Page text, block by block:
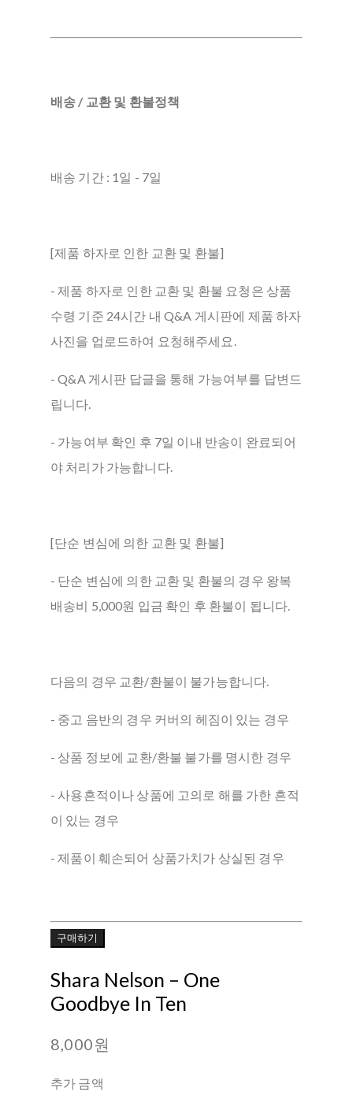
배송 / 교환 및 환불정책
배송 기간 : 1일 - 7일
[제품 하자로 인한 교환 및 환불]
- 제품 하자로 인한 교환 및 환불 요청은 상품
수령 기준 24시간 내 Q&A 게시판에 제품 하자
사진을 업로드하여 요청해주세요.
- Q&A 게시판 답글을 통해 가능여부를 답변드
립니다.
- 가능여부 확인 후 7일 이내 반송이 완료되어
야 처리가 가능합니다.
[단순 변심에 의한 교환 및 환불]
- 단순 변심에 의한 교환 및 환불의 경우 왕복
배송비 5,000원 입금 확인 후 환불이 됩니다.
다음의 경우 교환/환불이 불가능합니다.
- 중고 음반의 경우 커버의 헤짐이 있는 경우
- 상품 정보에 교환/환불 불가를 명시한 경우
- 사용흔적이나 상품에 고의로 해를 가한 흔적
이 있는 경우
- 제품이 훼손되어 상품가치가 상실된 경우
구매하기
Shara Nelson – One
Goodbye In Ten
8,000원
추가 금액